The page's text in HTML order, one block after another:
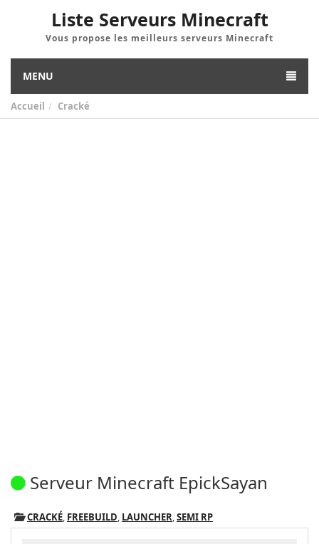
Liste Serveurs Minecraft
Vous propose les meilleurs serveurs Minecraft
MENU
Accueil Cracké
Serveur Minecraft EpickSayan
CRACKÉ, FREEBUILD, LAUNCHER,SEMI RP